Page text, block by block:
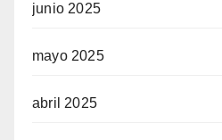
junio 2025
mayo 2025
abril 2025